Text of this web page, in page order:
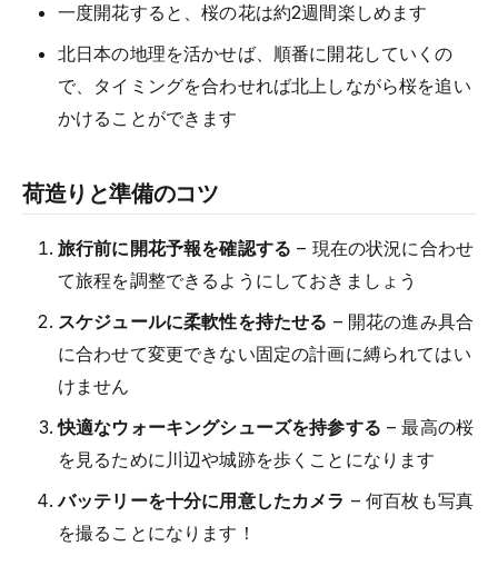
一度開花すると、桜の花は約2週間楽しめます
北日本の地理を活かせば、順番に開花していくの
で、タイミングを合わせれば北上しながら桜を追い
かけることができます
荷造りと準備のコツ
旅行前に開花予報を確認する – 現在の状況に合わせ
て旅程を調整できるようにしておきましょう
スケジュールに柔軟性を持たせる – 開花の進み具合
に合わせて変更できない固定の計画に縛られてはい
けません
快適なウォーキングシューズを持参する – 最高の桜
を見るために川辺や城跡を歩くことになります
バッテリーを十分に用意したカメラ – 何百枚も写真
を撮ることになります！